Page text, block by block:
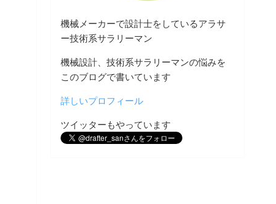
機械メーカーで設計士をしているアラサ
ー技術系サラリーマン
機械設計、技術系サラリーマンの悩みを
このブログで書いています
詳しいプロフィール
ツイッターもやっています